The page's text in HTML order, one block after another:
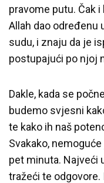
pravome putu. Čak
Allah dao određenu
sudu, i znaju da je
postupajući po njoj
Dakle, kada se
budemo svjesni
te kako ih naš
Svakako,
pet minuta. Najveći
tražeći te